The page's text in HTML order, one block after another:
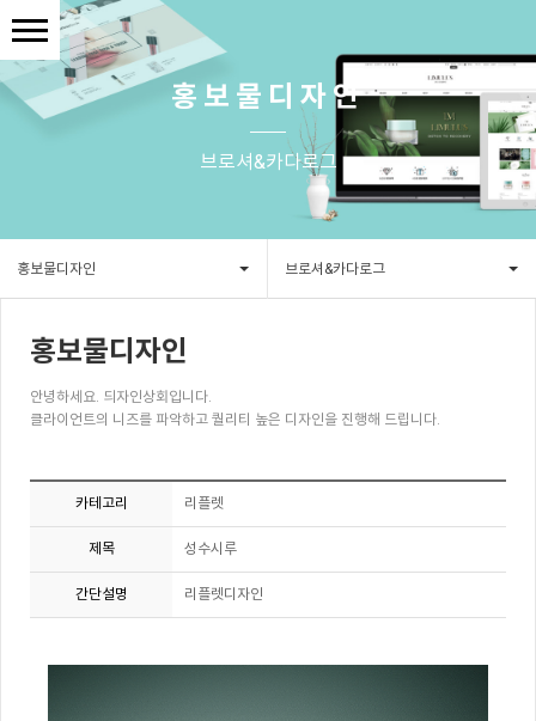
홍보물디자인
브로셔&카다로그
홍보물디자인 브로셔&카다로그
홍보물디자인
안녕하세요. 듸자인상회입니다.
클라이언트의 니즈를 파악하고 퀄리티 높은 디자인을 진행해 드립니다.
카테고리 리플렛
제목 성수시루
간단설명 리플렛디자인